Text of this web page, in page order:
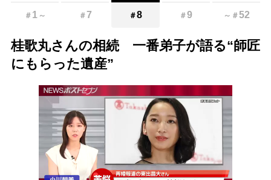
＃ 1 ～ ＃7 ＃8 ＃9 ～ ＃52
桂歌丸さんの相続 一番弟子が語る“師匠
にもらった遺産”